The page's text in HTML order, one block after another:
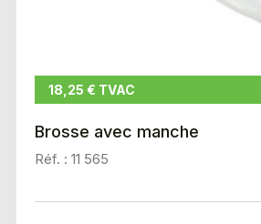
18,25 € TVAC
Brosse avec manche
Réf. : 11 565